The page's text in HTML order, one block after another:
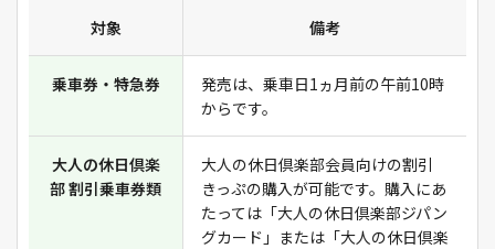
対象 備考
乗車券・特急券
発売は、乗車日1ヵ月前の午前10時
からです。
大人の休日倶楽
部 割引乗車券類
大人の休日倶楽部会員向けの割引
きっぷの購入が可能です。購入にあ
たっては「大人の休日倶楽部ジパン
グカード」または「大人の休日倶楽